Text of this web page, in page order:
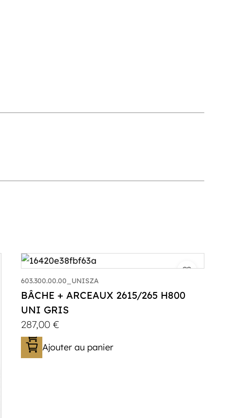
603.300.00.00_UNISZA
BÂCHE + ARCEAUX 2615/265 H800
UNI GRIS
287,00€
Ajouter au panier